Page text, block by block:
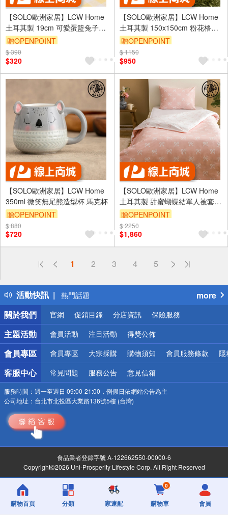
【SOLO歐洲家居】LCW Home
土耳其製 19cm 可愛蛋籃兔子圓
盤 餐盤 蛋糕盤 甜點盤 點心盤
贈OPENPOINT
$ 390
$320
【SOLO歐洲家居】LCW Home
土耳其製 150x150cm 粉花格紋
純棉桌布 桌巾 居家裝飾
贈OPENPOINT
$ 1150
$950
【SOLO歐洲家居】LCW Home
350ml 微笑無尾熊造型杯 馬克杯
贈OPENPOINT
$ 880
$720
【SOLO歐洲家居】LCW Home
土耳其製 甜蜜蝴蝶結單人被套枕
套組 兒童 160x220cm
贈OPENPOINT
$ 2250
$1,860
1 2 3 4 5
活動快訊
偏遠地區配送
得獎公告
熱門話題
銀行優惠
偏遠地區配送
詐騙網頁！請小心！
more
關於我們
官網 促銷目錄 分店資訊 保險服務
主題活動 會員活動 注目活動 得獎公佈
會員專區 會員專區 大宗採購 購物須知 會員服務條款 隱
客服中心 常見問題 服務公告 意見信箱
服務時間： 週一至週日 09:00-21:00，例假日依網站公告為主
公司地址： 台北市北投區大業路136號5樓 (台灣)
食品業者登錄字號 A-122662550-00000-6
Copyright©2026 Uni-Prosperity Lifestyle Corp. All Right Reserved
購物首頁 分類 家速配
0
購物車 會員